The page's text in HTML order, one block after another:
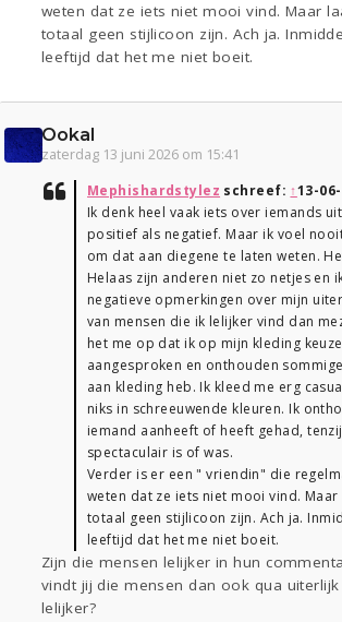
weten dat ze iets niet mooi vind. Maar
totaal geen stijlicoon zijn. Ach ja.
leeftijd dat het me niet boeit.
Ookal
zaterdag 13 juni 2026 om 15:41
Mephishardstylez schreef: ↑13-
Ik denk heel vaak iets over iemands
positief als negatief. Maar ik voel
om dat aan diegene te laten weten.
Helaas zijn anderen niet zo netjes en
negatieve opmerkingen over mijn
van mensen die ik lelijker vind dan
het me op dat ik op mijn kleding
aangesproken en onthouden
aan kleding heb. Ik kleed me erg
niks in schreeuwende kleuren. Ik
iemand aanheeft of heeft gehad,
spectaculair is of was.
Verder is er een " vriendin" die
weten dat ze iets niet mooi vind.
totaal geen stijlicoon zijn. Ach ja.
leeftijd dat het me niet boeit.
Zijn die mensen lelijker in hun
vindt jij die mensen dan ook qua
lelijker?